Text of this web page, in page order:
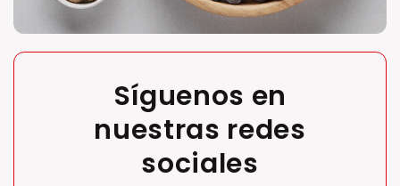
Síguenos en
nuestras redes
sociales